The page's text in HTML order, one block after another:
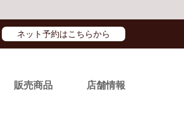
ネット予約はこちらから
販売商品 店舗情報